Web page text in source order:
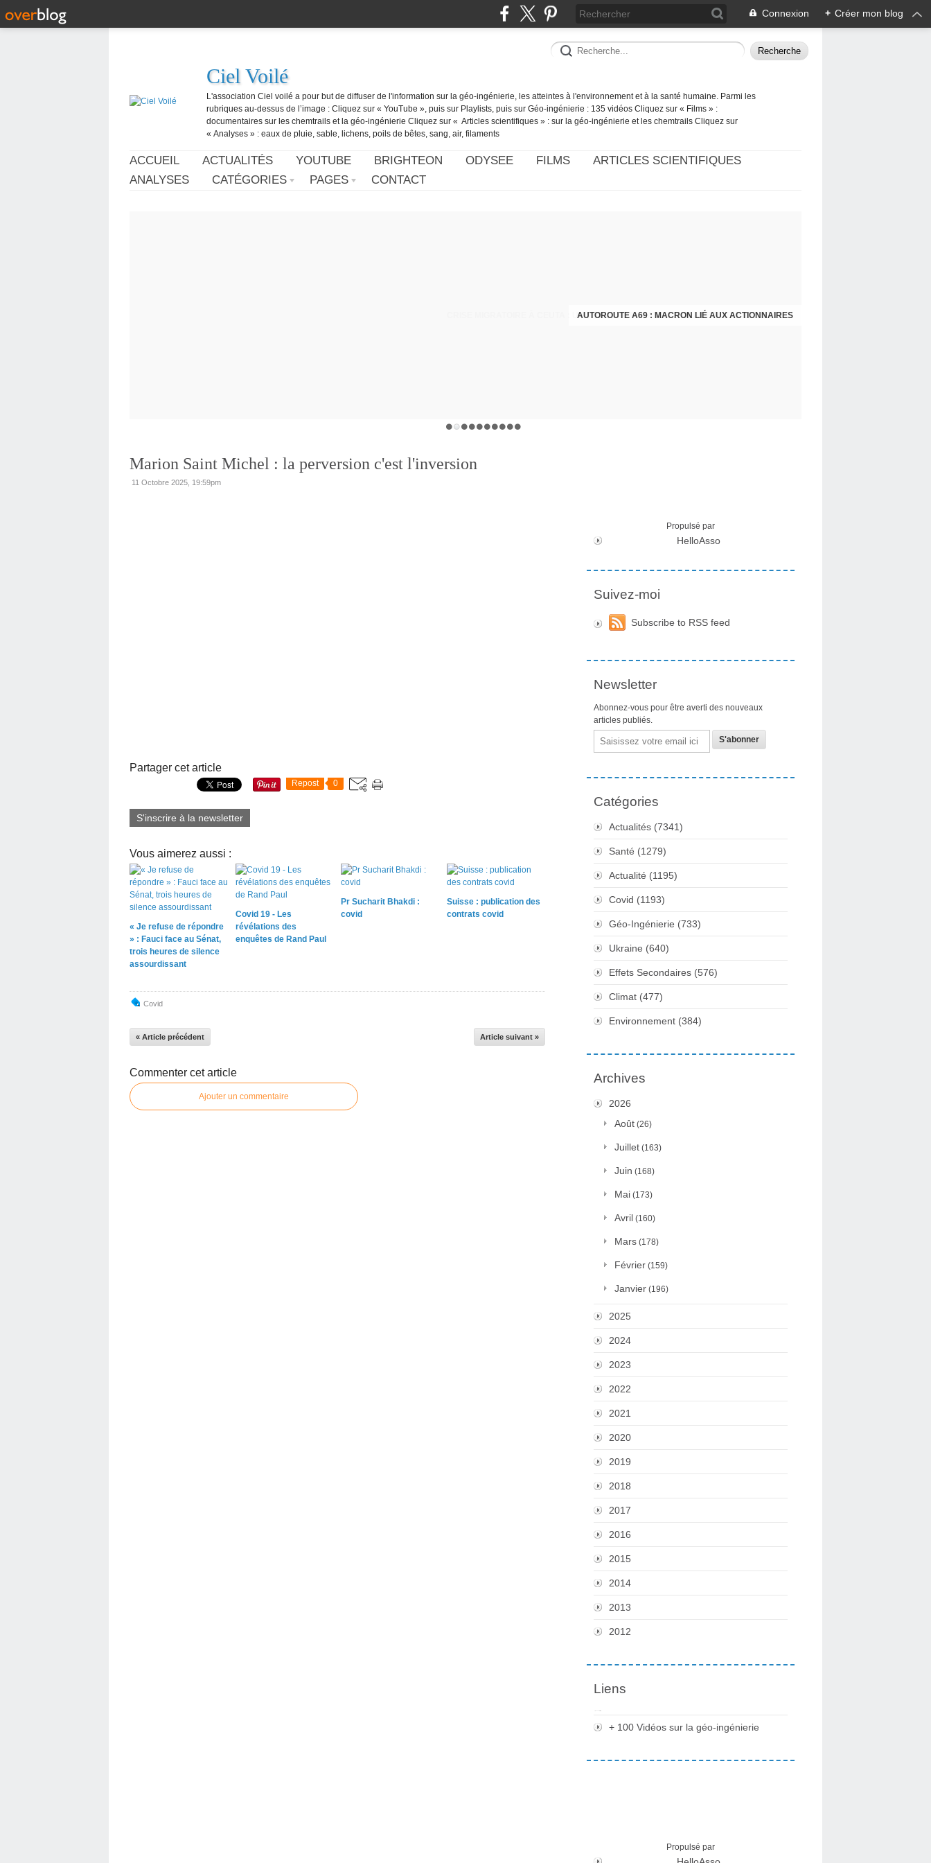
Connexion + Créer mon blog
Ciel Voilé
L'association Ciel voilé a pour but de diffuser de l'information sur la géo-ingénierie, les atteintes à l'environnement et à la santé humaine. Parmi les
rubriques au-dessus de l’image : Cliquez sur « YouTube », puis sur Playlists, puis sur Géo-ingénierie : 135 vidéos Cliquez sur « Films » :
documentaires sur les chemtrails et la géo-ingénierie Cliquez sur « Articles scientifiques » : sur la géo-ingénierie et les chemtrails Cliquez sur
« Analyses » : eaux de pluie, sable, lichens, poils de bêtes, sang, air, filaments
ACCUEIL ACTUALITÉS YOUTUBE BRIGHTEON ODYSEE FILMS
ARTICLES SCIENTIFIQUES
ANALYSES
CATÉGORIES PAGES CONTACT
AUTOROUTE A69 : MACRON LIÉ AUX ACTIONNAIRES
CRISE MIGRATOIRE À CEUTA : UN JEUNE FRANÇAIS SUR PLACE RÉTABLIT LES FAITS ! - RAPHAËL AYMA
Marion Saint Michel : la perversion c'est l'inversion
11 Octobre 2025, 19:59pm
Partager cet article
Repost 0
S'inscrire à la newsletter
Vous aimerez aussi :
« Je refuse de répondre
» : Fauci face au Sénat,
trois heures de silence
assourdissant
Covid 19 - Les
révélations des
enquêtes de Rand Paul
Pr Sucharit Bhakdi :
covid
Suisse : publication des
contrats covid
Covid
« Article précédent Article suivant »
Commenter cet article
Ajouter un commentaire
Propulsé par
HelloAsso
Suivez-moi
Subscribe to RSS feed
Newsletter
Abonnez-vous pour être averti des nouveaux
articles publiés.
Email
Catégories
Actualités (7341)
Santé (1279)
Actualité (1195)
Covid (1193)
Géo-Ingénierie (733)
Ukraine (640)
Effets Secondaires (576)
Climat (477)
Environnement (384)
Archives
2026
Août (26)
Juillet (163)
Juin (168)
Mai (173)
Avril (160)
Mars (178)
Février (159)
Janvier (196)
2025
2024
2023
2022
2021
2020
2019
2018
2017
2016
2015
2014
2013
2012
Liens
+ 100 Vidéos sur la géo-ingénierie
Propulsé par